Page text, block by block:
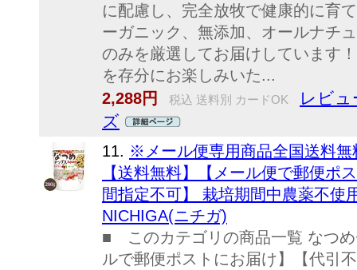
に配慮し、完全放牧で健康的に育
ーガニック、無添加、オールナチ
のみを厳選してお届けしています
を存分にお楽しみいた...
2,288円
税込 送料別 カードOK
レビュ
ズ
11. ※メール便専用商品全国送料
【送料無料】【メール便で郵便ポ
間指定不可】 栽培期間中農薬不使
NICHIGA(ニチガ)
■ このカテゴリの商品一覧 なつ
ルで郵便ポストにお届け】【代引